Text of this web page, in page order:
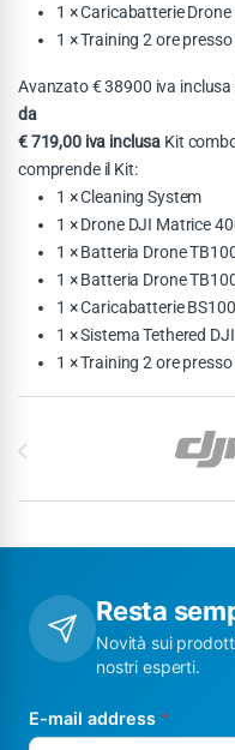
1 × Caricabatterie Drone
1 × Training 2 ore
Avanzato € 38900 iva
da
€ 719,00 iva inclusa Kit
comprende il Kit:
1 × Cleaning System
1 × Drone DJI Matrice
1 × Batteria Drone
1 × Batteria Drone
1 × Caricabatterie BS100
1 × Sistema Tethered
1 × Training 2 ore
Resta
Novità sui
nostri esperti.
E-mail address *